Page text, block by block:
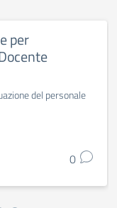
per
del personale
0